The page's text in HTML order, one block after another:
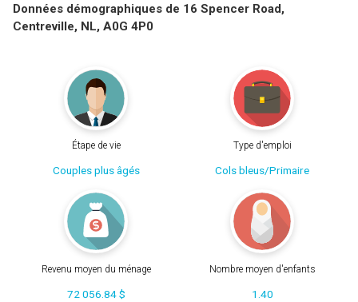
Données démographiques de 16 Spencer Road,
Centreville, NL, A0G 4P0
Étape de vie
Couples plus âgés
Type d'emploi
Cols bleus/Primaire
Revenu moyen du ménage
72 056.84 $
Nombre moyen d'enfants
1.40